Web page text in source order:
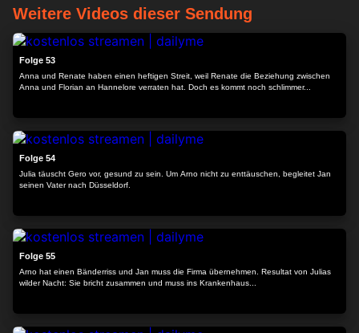
Weitere Videos dieser Sendung
Folge 53
Anna und Renate haben einen heftigen Streit, weil Renate die Beziehung zwischen
Anna und Florian an Hannelore verraten hat. Doch es kommt noch schlimmer...
Folge 54
Julia täuscht Gero vor, gesund zu sein. Um Arno nicht zu enttäuschen, begleitet Jan
seinen Vater nach Düsseldorf.
Folge 55
Arno hat einen Bänderriss und Jan muss die Firma übernehmen. Resultat von Julias
wilder Nacht: Sie bricht zusammen und muss ins Krankenhaus...